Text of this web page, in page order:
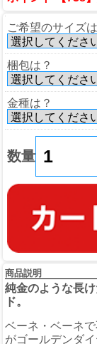
ご希望のサイズ
梱包は？
金種は？
数量
商品説明
純金のような長
ド。
ベーネ・ベーネ
がゴールデンダ